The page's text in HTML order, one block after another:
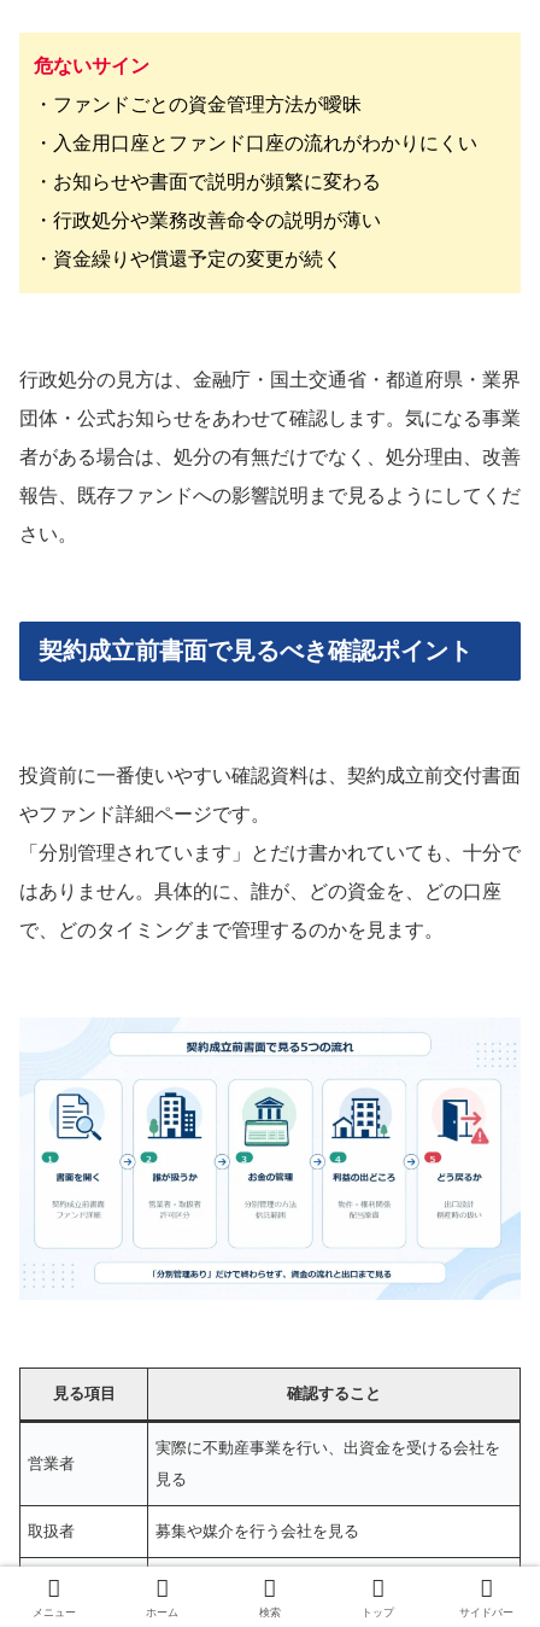
危ないサイン
・ファンドごとの資金管理方法が曖昧
・入金用口座とファンド口座の流れがわかりにくい
・お知らせや書面で説明が頻繁に変わる
・行政処分や業務改善命令の説明が薄い
・資金繰りや償還予定の変更が続く
行政処分の見方は、金融庁・国土交通省・都道府県・業界
団体・公式お知らせをあわせて確認します。気になる事業
者がある場合は、処分の有無だけでなく、処分理由、改善
報告、既存ファンドへの影響説明まで見るようにしてくだ
さい。
契約成立前書面で見るべき確認ポイント
投資前に一番使いやすい確認資料は、契約成立前交付書面
やファンド詳細ページです。
「分別管理されています」とだけ書かれていても、十分で
はありません。具体的に、誰が、どの資金を、どの口座
で、どのタイミングまで管理するのかを見ます。
見る項目 確認すること
営業者
実際に不動産事業を行い、出資金を受ける会社を
見る
取扱者 募集や媒介を行う会社を見る
許可区分
第1号・第2号・第3号・第4号など、どの役割で動
くかを見る
メニュー ホーム 検索 トップ サイドバー